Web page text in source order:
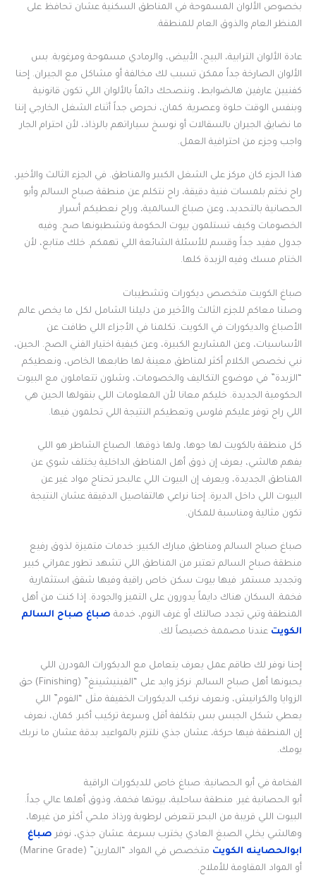
بخصوص الألوان المسموحة في المناطق السكنية عشان تحافظ على
المنظر العام والذوق العام للمنطقة.
عادة الألوان الترابية، البيج، الأبيض، والرمادي مسموحة ومرغوبة. بس
الألوان الصارخة جداً ممكن تسبب لك مخالفة أو مشاكل مع الجيران. إحنا
كفنيين عارفين هالضوابط، وننصحك دائماً بالألوان اللي تكون قانونية
وبنفس الوقت حلوة وعصرية. كمان، نحرص جداً أثناء الشغل الخارجي إننا
ما نضايق الجيران بالسقالات أو نوسخ سياراتهم بالرذاذ، لأن احترام الجار
واجب وجزء من احترافية العمل.
هذا الجزء كان مركز على الشغل الكبير والمناطق. في الجزء الثالث والأخير،
راح نختم بلمسات فنية دقيقة، راح نتكلم عن منطقة صباح السالم وأبو
الحصانية بالتحديد، وعن صباغ السالمية، وراح نعطيكم أسرار
الخصومات وكيف تستلمون بيوت الحكومة وتشطبونها صح. وفيه
جدول مفيد جداً وقسم للأسئلة الشائعة اللي تهمكم. خلك متابع، لأن
الختام مسك وفيه الزبدة كلها.
صباغ الكويت متخصص ديكورات وتشطيبات
وصلنا معاكم للجزء الثالث والأخير من دليلنا الشامل لكل ما يخص عالم
الأصباغ والديكورات في الكويت. تكلمنا في الأجزاء اللي طافت عن
الأساسيات، وعن المشاريع الكبيرة، وعن كيفية اختيار الفني الصح. الحين،
نبي نخصص الكلام أكثر لمناطق معينة لها طابعها الخاص، ونعطيكم
“الزبدة” في موضوع التكاليف والخصومات، وشلون تتعاملون مع البيوت
الحكومية الجديدة. خليكم معانا لأن المعلومات اللي بنقولها الحين هي
اللي راح توفر عليكم فلوس وتعطيكم النتيجة اللي تحلمون فيها.
كل منطقة بالكويت لها جوها، ولها ذوقها. الصباغ الشاطر هو اللي
يفهم هالشي، يعرف إن ذوق أهل المناطق الداخلية يختلف شوي عن
المناطق الجديدة، ويعرف إن البيوت اللي عالبحر تحتاج مواد غير عن
البيوت اللي داخل الديرة. إحنا نراعي هالتفاصيل الدقيقة عشان النتيجة
تكون مثالية ومناسبة للمكان.
صباغ صباح السالم ومناطق مبارك الكبير: خدمات متميزة لذوق رفيع
منطقة صباح السالم تعتبر من المناطق اللي تشهد تطور عمراني كبير
وتجديد مستمر. فيها بيوت سكن خاص راقية وفيها شقق استثمارية
فخمة. السكان هناك دايماً يدورون على التميز والجودة. إذا كنت من أهل
المنطقة وتبي تجدد صالتك أو غرف النوم، خدمة صباغ صباح السالم
الكويت عندنا مصممة خصيصاً لك.
إحنا نوفر لك طاقم عمل يعرف يتعامل مع الديكورات المودرن اللي
يحبونها أهل صباح السالم. نركز وايد على “الفينيشينغ” (Finishing) حق
الزوايا والكرانيش، ونعرف نركب الديكورات الخفيفة مثل “الفوم” اللي
يعطي شكل الجبس بس بتكلفة أقل وسرعة تركيب أكبر. كمان، نعرف
إن المنطقة فيها حركة، عشان جذي نلتزم بالمواعيد بدقة عشان ما نربك
يومك.
الفخامة في أبو الحصانية: صباغ خاص للديكورات الراقية
أبو الحصانية غير. منطقة ساحلية، بيوتها فخمة، وذوق أهلها عالي جداً.
البيوت اللي قريبة من البحر تتعرض لرطوبة ورذاذ ملحي أكثر من غيرها،
وهالشي يخلي الصبغ العادي يخترب بسرعة. عشان جذي، نوفر صباغ
ابوالحصاينه الكويت
متخصص في المواد “المارين” (Marine Grade)
أو المواد المقاومة للأملاح.